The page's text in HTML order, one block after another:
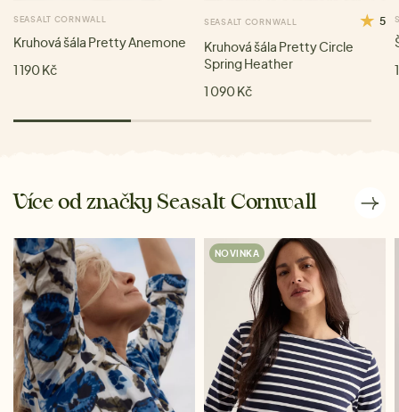
SEASALT CORNWALL
Kruhová šála Pretty Anemone
1 190 Kč
SEASALT CORNWALL 5
Kruhová šála Pretty Circle
Spring Heather
1 090 Kč
Více od značky Seasalt Cornwall
NOVINKA